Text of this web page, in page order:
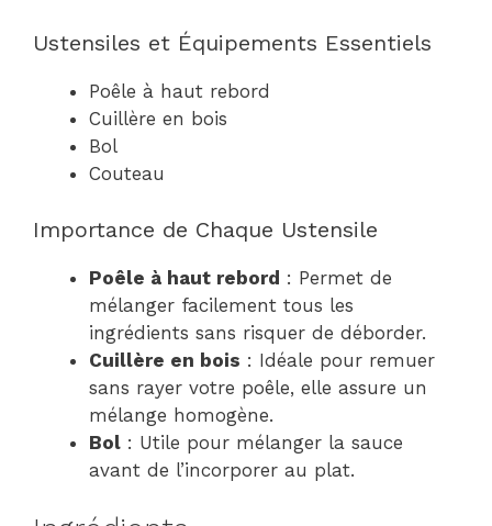
Ustensiles et Équipements Essentiels
Poêle à haut rebord
Cuillère en bois
Bol
Couteau
Importance de Chaque Ustensile
Poêle à haut rebord : Permet de
mélanger facilement tous les
ingrédients sans risquer de déborder.
Cuillère en bois : Idéale pour remuer
sans rayer votre poêle, elle assure un
mélange homogène.
Bol : Utile pour mélanger la sauce
avant de l’incorporer au plat.